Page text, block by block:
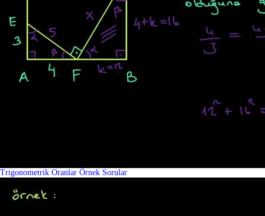
Trigonometrik Oranlar Örnek Sorular